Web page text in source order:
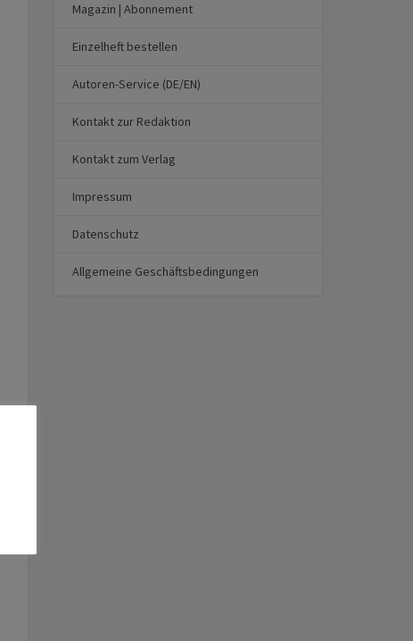
Magazin | Abonnement
Einzelheft bestellen
Autoren-Service (DE/EN)
Kontakt zur Redaktion
Kontakt zum Verlag
Impressum
Datenschutz
Allgemeine Geschäftsbedingungen